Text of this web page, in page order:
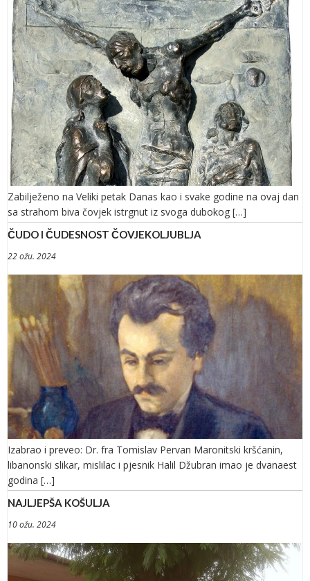
Zabilježeno na Veliki petak Danas kao i svake godine na ovaj dan
sa strahom biva čovjek istrgnut iz svoga dubokog […]
ČUDO I ČUDESNOST ČOVJEKOLJUBLJA
22 ožu. 2024
Izabrao i preveo: Dr. fra Tomislav Pervan Maronitski kršćanin,
libanonski slikar, mislilac i pjesnik Halil Džubran imao je dvanaest
godina […]
NAJLJEPŠA KOŠULJA
10 ožu. 2024